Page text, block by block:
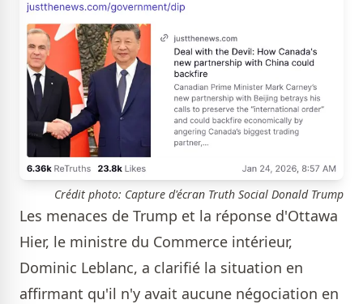
Crédit photo: Capture d'écran Truth Social Donald Trump
Les menaces de Trump et la réponse d'Ottawa
Hier, le ministre du Commerce intérieur,
Dominic Leblanc, a clarifié la situation en
affirmant qu'il n'y avait aucune négociation en